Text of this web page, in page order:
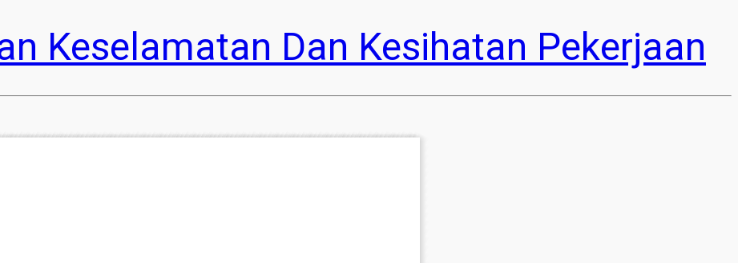
Keselamatan Dan Kesihatan Pekerjaan